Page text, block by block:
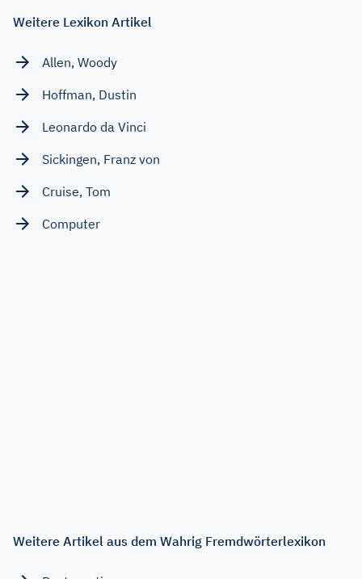
Weitere Lexikon Artikel
Allen, Woody
Hoffman, Dustin
Leonardo da Vinci
Sickingen, Franz von
Cruise, Tom
Computer
Weitere Artikel aus dem Wahrig Fremdwörterlexikon